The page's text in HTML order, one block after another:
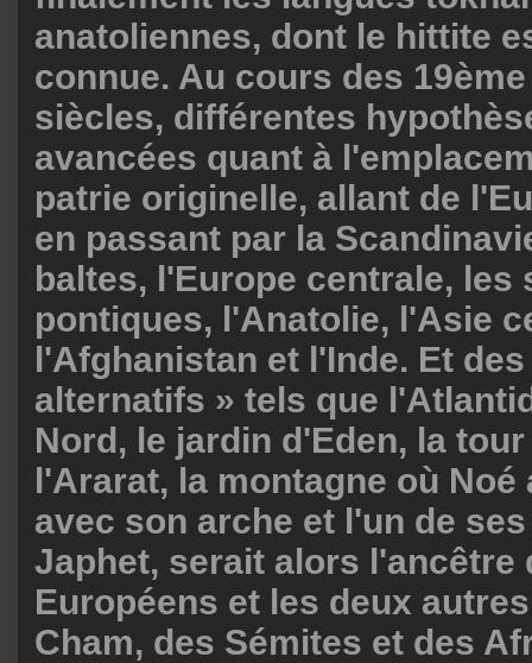
anatoliennes, dont le hittite
connue. Au cours des
siècles, différentes
avancées quant à
patrie originelle, allant de
en passant par la
baltes, l'Europe centrale, les
pontiques, l'Anatolie, l'Asie
l'Afghanistan et l'Inde. Et
alternatifs » tels que
Nord, le jardin d'Eden, la
l'Ararat, la montagne où Noé
avec son arche et l'un de
Japhet, serait alors l'ancêtre
Européens et les deux
Cham, des Sémites et des